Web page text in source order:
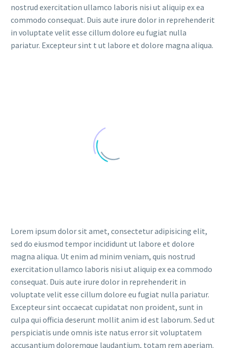
nostrud exercitation ullamco laboris nisi ut aliquip ex ea
commodo consequat. Duis aute irure dolor in reprehenderit
in voluptate velit esse cillum dolore eu fugiat nulla
pariatur. Excepteur sint t ut labore et dolore magna aliqua.
Lorem ipsum dolor sit amet, consectetur adipisicing elit,
sed do eiusmod tempor incididunt ut labore et dolore
magna aliqua. Ut enim ad minim veniam, quis nostrud
exercitation ullamco laboris nisi ut aliquip ex ea commodo
consequat. Duis aute irure dolor in reprehenderit in
voluptate velit esse cillum dolore eu fugiat nulla pariatur.
Excepteur sint occaecat cupidatat non proident, sunt in
culpa qui officia deserunt mollit anim id est laborum. Sed ut
perspiciatis unde omnis iste natus error sit voluptatem
accusantium doloremque laudantium, totam rem aperiam.